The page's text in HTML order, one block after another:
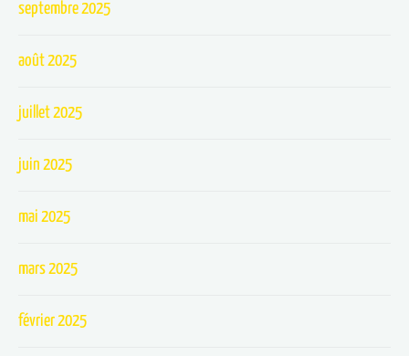
septembre 2025
août 2025
juillet 2025
juin 2025
mai 2025
mars 2025
février 2025